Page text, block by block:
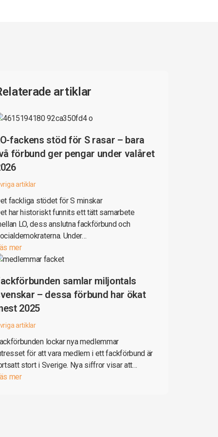
artiklar
fackens stöd för S rasar – bara
förbund ger pengar under valåret
artiklar
fackliga stödet för S minskar
har historiskt funnits ett tätt samarbete
LO, dess anslutna fackförbund och
Under…
mer
samlar miljontals
– dessa förbund har ökat
2025
artiklar
lockar nya medlemmar
för att vara medlem i ett fackförbund är
stort i Sverige. Nya siffror visar att…
mer